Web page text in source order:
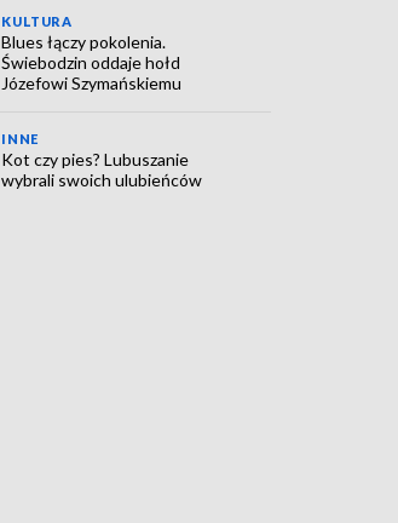
KULTURA
Blues łączy pokolenia.
Świebodzin oddaje hołd
Józefowi Szymańskiemu
INNE
Kot czy pies? Lubuszanie
wybrali swoich ulubieńców